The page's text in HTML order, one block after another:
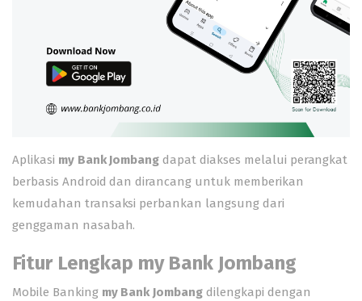
Aplikasi my Bank Jombang dapat diakses melalui perangkat
berbasis Android dan dirancang untuk memberikan
kemudahan transaksi perbankan langsung dari
genggaman nasabah.
Fitur Lengkap my Bank Jombang
Mobile Banking my Bank Jombang dilengkapi dengan